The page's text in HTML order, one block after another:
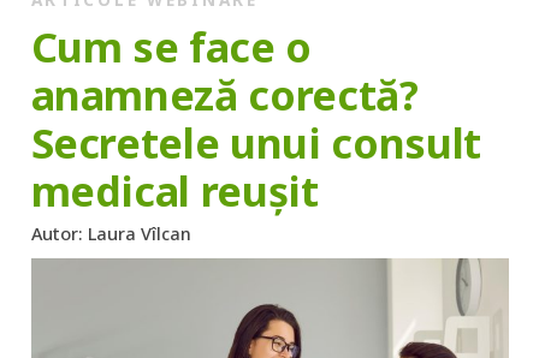
Cum se face o
anamneză corectă?
Secretele unui consult
medical reușit
Autor: Laura Vîlcan